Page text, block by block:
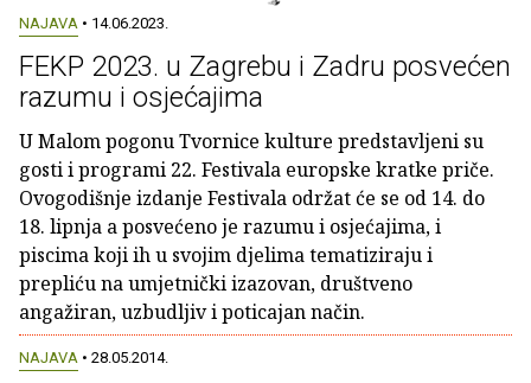
NAJAVA • 14.06.2023.
FEKP 2023. u Zagrebu i Zadru posvećen
razumu i osjećajima
U Malom pogonu Tvornice kulture predstavljeni su
gosti i programi 22. Festivala europske kratke priče.
Ovogodišnje izdanje Festivala održat će se od 14. do
18. lipnja a posvećeno je razumu i osjećajima, i
piscima koji ih u svojim djelima tematiziraju i
prepliću na umjetnički izazovan, društveno
angažiran, uzbudljiv i poticajan način.
NAJAVA • 28.05.2014.